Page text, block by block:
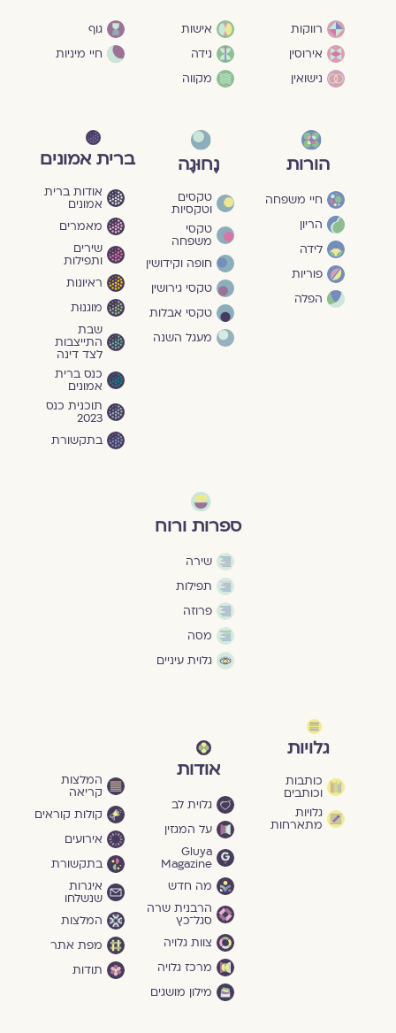
רווקות
אירוסין
נישואין
אישות
נידה
מקווה
גוף
חיי מיניות
הורות
חיי משפחה
הריון
לידה
פוריות
הפלה
נָחוּגָה
טקסים
וטקסיות
טקסי
משפחה
חופה וקידושין
טקסי גירושין
טקסי אבלות
מעגל השנה
ברית אמונים
אודות ברית
אמונים
מאמרים
שירים
ותפילות
ראיונות
מוגנוּת
שבת
התייצבות
לצד דינה
כנס ברית
אמונים
תוכנית כנס
2023
בתקשורת
ספרות ורוח
שירה
תפילות
פרוזה
מסה
גלוית עיניים
גלויות
כותבות
וכותבים
גלויות
מתארחות
אודות
גלוית לב
על המגזין
Gluya
Magazine
מה חדש
הרבנית שרה
סגל־כץ
צוות גלויה
מרכז גלויה
מילון מושגים
המלצות
קריאה
קולות קוראים
אירועים
בתקשורת
איגרות
שנשלחו
המלצות
מפת אתר
תודות